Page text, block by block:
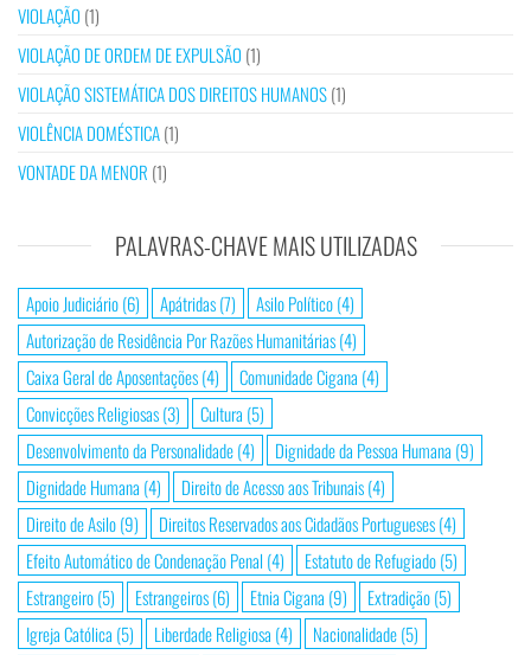
VIOLAÇÃO (1)
VIOLAÇÃO DE ORDEM DE EXPULSÃO (1)
VIOLAÇÃO SISTEMÁTICA DOS DIREITOS HUMANOS(1)
VIOLÊNCIA DOMÉSTICA(1)
VONTADE DA MENOR (1)
PALAVRAS-CHAVE MAIS UTILIZADAS
Apoio Judiciário(6) Apátridas(7) Asilo Político(4)
Autorização de Residência Por Razões Humanitárias(4)
Caixa Geral de Aposentações(4) Comunidade Cigana (4)
Convicções Religiosas(3) Cultura (5)
Desenvolvimento da Personalidade(4) Dignidade da Pessoa Humana (9)
Dignidade Humana (4) Direito de Acesso aos Tribunais(4)
Direito de Asilo(9) Direitos Reservados aos Cidadãos Portugueses(4)
Efeito Automático de Condenação Penal (4) Estatuto de Refugiado(5)
Estrangeiro(5) Estrangeiros(6) Etnia Cigana (9) Extradição(5)
Igreja Católica (5) Liberdade Religiosa (4) Nacionalidade(5)